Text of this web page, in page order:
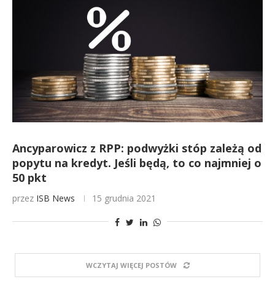
Ancyparowicz z RPP: podwyżki stóp zależą od
popytu na kredyt. Jeśli będą, to co najmniej o
50 pkt
przez ISB News 15 grudnia 2021
WCZYTAJ WIĘCEJ POSTÓW